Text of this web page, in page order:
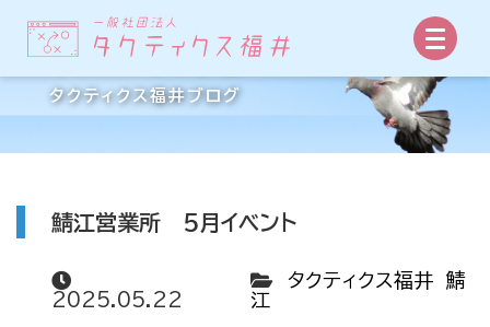
事業所からの手紙
タクティクス福井ブログ
鯖江営業所 5月イベント
2025.05.22
タクティクス福井 鯖
江